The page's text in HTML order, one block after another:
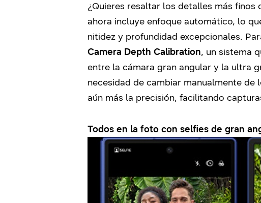
¿Quieres resaltar los detalles más
ahora incluye enfoque automático, lo
nitidez y profundidad excepcionales.
Camera Depth Calibration, un sistema
entre la cámara gran angular y la ultra
necesidad de cambiar manualmente
aún más la precisión, facilitando
Todos en la foto con selfies de gran